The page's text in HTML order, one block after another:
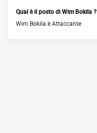
Qual è il posto di Wim Bokila ?
Wim Bokila è Attaccante